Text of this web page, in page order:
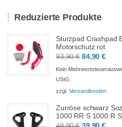
Reduzierte Produkte
Sturzpad Crashpad
Motorschutz rot
93,90€ 84,90€
Kein
UStG.
zzgl. Versandkosten
Zurröse schwarz
1000 RR S 1000 R